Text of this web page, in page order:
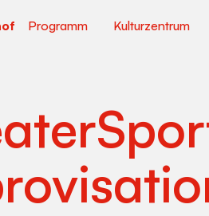
Programm Kulturzentrum